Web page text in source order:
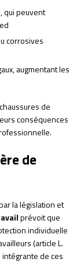
qui peuvent
corrosives
augmentant les
de
conséquences
de
la législation et
prévoit que
individuelle
(article L.
de ces